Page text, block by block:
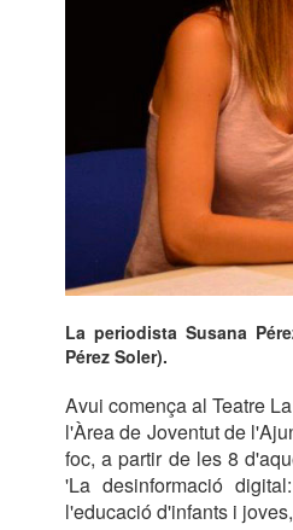
La periodista Susana
Pérez Soler).
Avui comença al Teatre
l'Àrea de Joventut de
foc, a partir de les 8
'La desinformació
l'educació d'infants i